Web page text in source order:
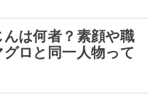
は何者？素顔や職
ロと同一人物って